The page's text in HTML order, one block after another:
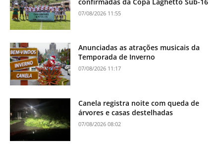
07/08/2026 11:55
Anunciadas as atrações musicais da
Temporada de Inverno
07/08/2026 11:17
Canela registra noite com queda de
árvores e casas destelhadas
07/08/2026 08:02